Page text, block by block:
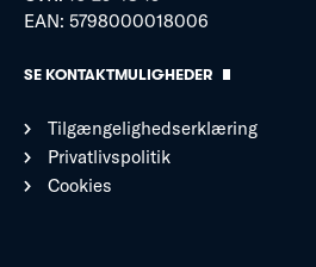
EAN: 5798000018006
SE KONTAKTMULIGHEDER
Tilgængelighedserklæring
Privatlivspolitik
Cookies